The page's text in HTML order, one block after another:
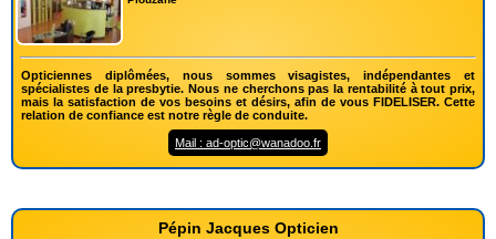
Opticiennes diplômées, nous sommes visagistes, indépendantes et
spécialistes de la presbytie. Nous ne cherchons pas la rentabilité à tout prix,
mais la satisfaction de vos besoins et désirs, afin de vous FIDELISER. Cette
relation de confiance est notre règle de conduite.
Mail : ad-optic@wanadoo.fr
Pépin Jacques Opticien